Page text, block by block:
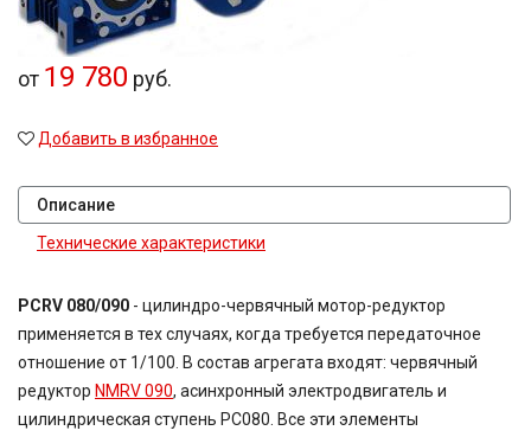
49,2
50
52
63
80
80,2
81,64
83,15
116,5
124,97
167,4
от 19 780 руб.
Добавить в избранное
Описание
Технические характеристики
PCRV 080/090 - цилиндро-червячный мотор-редуктор
применяется в тех случаях, когда требуется передаточное
отношение от 1/100. В состав агрегата входят: червячный
редуктор NMRV 090, асинхронный электродвигатель и
цилиндрическая ступень PC080. Все эти элементы